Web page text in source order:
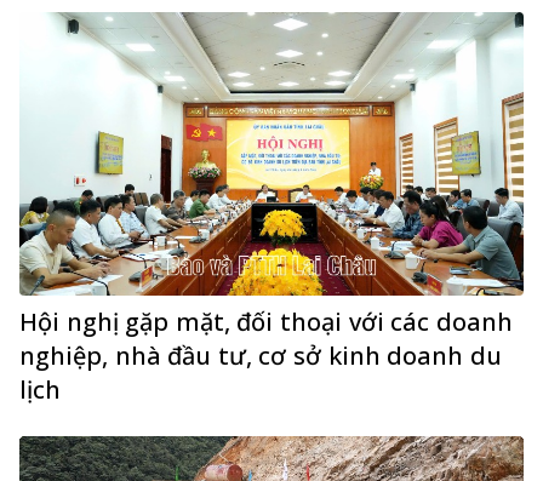
Hội nghị gặp mặt, đối thoại với các doanh
nghiệp, nhà đầu tư, cơ sở kinh doanh du
lịch